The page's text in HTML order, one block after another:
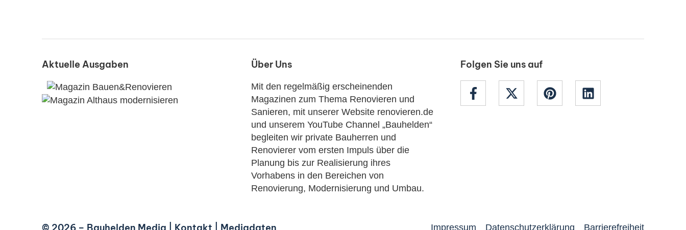
Aktuelle Ausgaben Über Uns
Mit den regelmäßig erscheinenden
Magazinen zum Thema Renovieren und
Sanieren, mit unserer Website renovieren.de
und unserem YouTube Channel „Bauhelden“
begleiten wir private Bauherren und
Renovierer vom ersten Impuls über die
Planung bis zur Realisierung ihres
Vorhabens in den Bereichen von
Renovierung, Modernisierung und Umbau.
Folgen Sie uns auf
© 2026 – Bauhelden Media Kontakt Mediadaten Impressum Datenschutzerklärung Barrierefreiheit